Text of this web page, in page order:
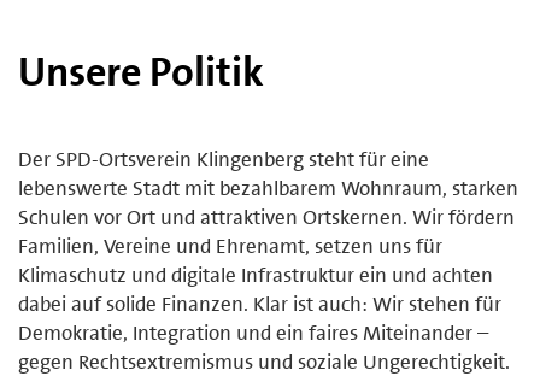
Unsere Politik
Der SPD-Ortsverein Klingenberg steht für eine
lebenswerte Stadt mit bezahlbarem Wohnraum, starken
Schulen vor Ort und attraktiven Ortskernen. Wir fördern
Familien, Vereine und Ehrenamt, setzen uns für
Klimaschutz und digitale Infrastruktur ein und achten
dabei auf solide Finanzen. Klar ist auch: Wir stehen für
Demokratie, Integration und ein faires Miteinander –
gegen Rechtsextremismus und soziale Ungerechtigkeit.